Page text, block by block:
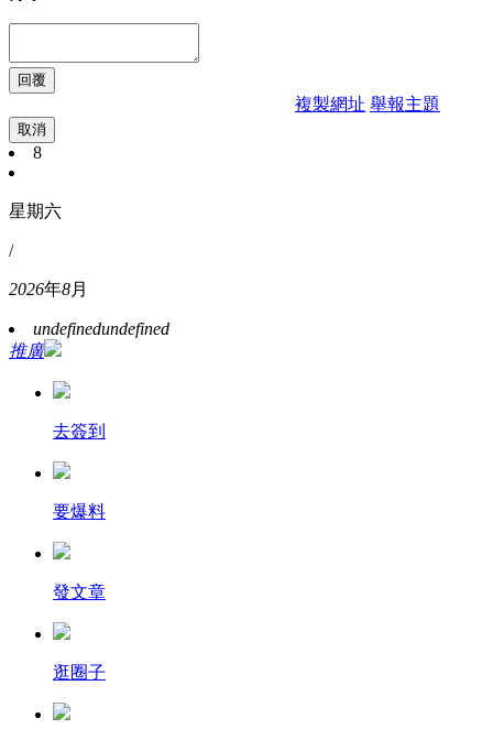
複製網址 舉報主題
取消
8
星期六
/
2026年8月
undefinedundefined
推廣
去簽到
要爆料
發文章
逛圈子